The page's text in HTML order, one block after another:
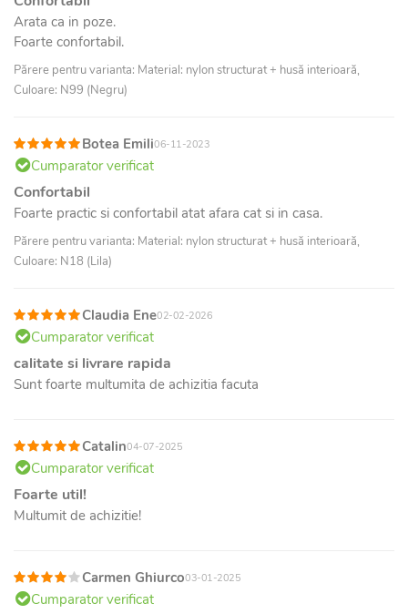
Arata ca in poze.
Foarte confortabil.
Părere pentru varianta: Material: nylon structurat + husă interioară,
Culoare: N99 (Negru)
Botea Emili06-11-2023
Cumparator verificat
Confortabil
Foarte practic si confortabil atat afara cat si in casa.
Părere pentru varianta: Material: nylon structurat + husă interioară,
Culoare: N18 (Lila)
Claudia Ene02-02-2026
Cumparator verificat
calitate si livrare rapida
Sunt foarte multumita de achizitia facuta
Catalin04-07-2025
Cumparator verificat
Foarte util!
Multumit de achizitie!
Carmen Ghiurco03-01-2025
Cumparator verificat